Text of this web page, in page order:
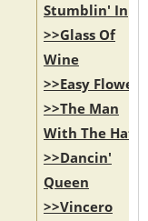
Stumblin' In
>>Glass Of
Wine
>>Easy Flower
>>The Man
With The Hat
>>Dancin'
Queen
>>Vincero